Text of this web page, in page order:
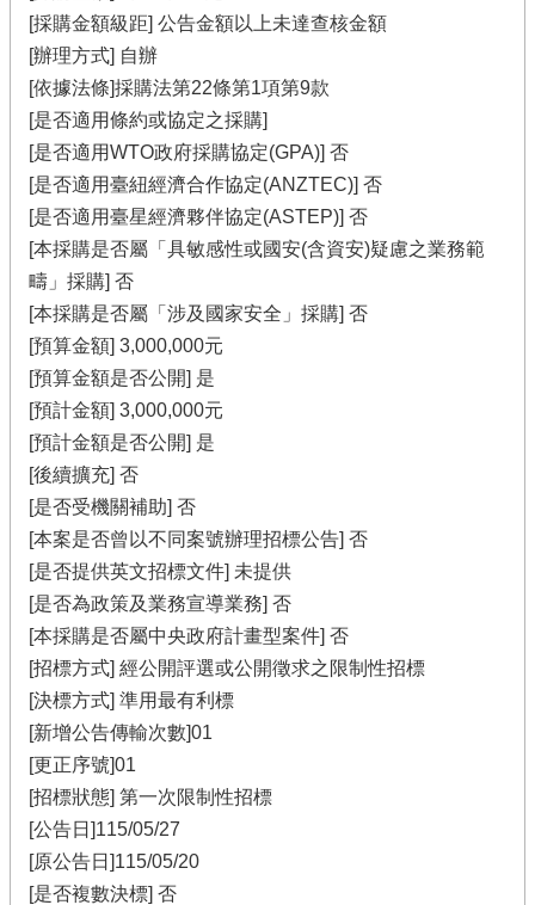
[採購金額級距] 公告金額以上未達查核金額
[辦理方式] 自辦
[依據法條]採購法第22條第1項第9款
[是否適用條約或協定之採購]
[是否適用WTO政府採購協定(GPA)] 否
[是否適用臺紐經濟合作協定(ANZTEC)] 否
[是否適用臺星經濟夥伴協定(ASTEP)] 否
[本採購是否屬「具敏感性或國安(含資安)疑慮之業務範
疇」採購] 否
[本採購是否屬「涉及國家安全」採購] 否
[預算金額] 3,000,000元
[預算金額是否公開] 是
[預計金額] 3,000,000元
[預計金額是否公開] 是
[後續擴充] 否
[是否受機關補助] 否
[本案是否曾以不同案號辦理招標公告] 否
[是否提供英文招標文件] 未提供
[是否為政策及業務宣導業務] 否
[本採購是否屬中央政府計畫型案件] 否
[招標方式] 經公開評選或公開徵求之限制性招標
[決標方式] 準用最有利標
[新增公告傳輸次數]01
[更正序號]01
[招標狀態] 第一次限制性招標
[公告日]115/05/27
[原公告日]115/05/20
[是否複數決標] 否